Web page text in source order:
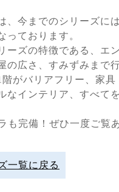
、今までのシリーズには
っております。
ーズの特徴である、エン
の広さ、すみずみまで
がバリアフリー、家具
なインテリア、すべてを
も完備！ぜひ一度ご覧
一覧に戻る